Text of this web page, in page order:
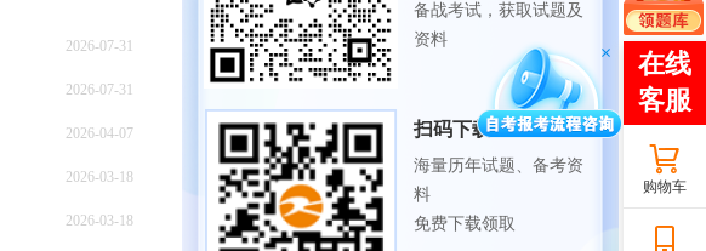
2026-07-31
2026-07-31
2026-04-07
2026-03-18
2026-03-18
备战考试，获取试题及
资料
扫码下载APP
海量历年试题、备考资
料
免费下载领取
购物车